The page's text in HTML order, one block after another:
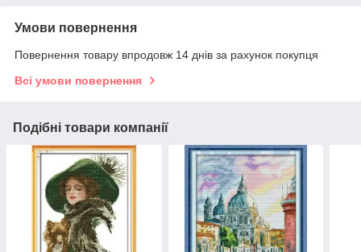
Умови повернення
Повернення товару впродовж 14 днів за рахунок покупця
Всі умови повернення
Подібні товари компанії